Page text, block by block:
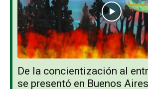
De la concientización al
se presentó en Buenos